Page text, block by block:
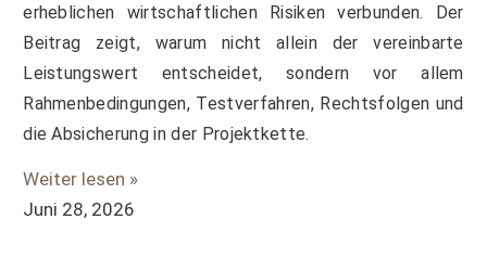
erheblichen wirtschaftlichen Risiken verbunden. Der
Beitrag zeigt, warum nicht allein der vereinbarte
Leistungswert entscheidet, sondern vor allem
Rahmenbedingungen, Testverfahren, Rechtsfolgen und
die Absicherung in der Projektkette.
Weiter lesen »
Juni 28, 2026